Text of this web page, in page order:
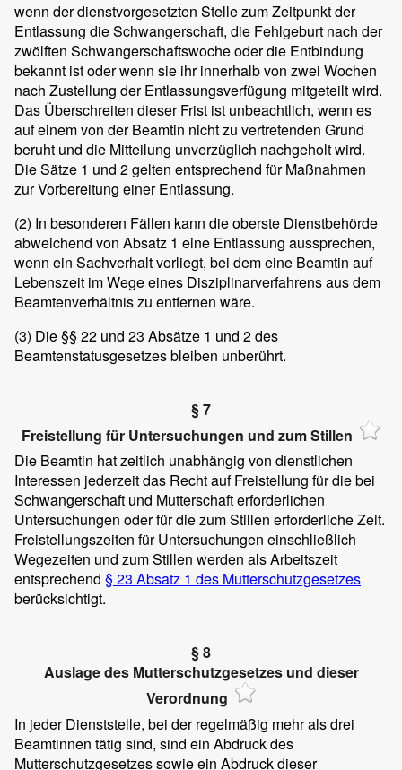
wenn der dienstvorgesetzten Stelle zum Zeitpunkt der
Entlassung die Schwangerschaft, die Fehlgeburt nach der
zwölften Schwangerschaftswoche oder die Entbindung
bekannt ist oder wenn sie ihr innerhalb von zwei Wochen
nach Zustellung der Entlassungsverfügung mitgeteilt wird.
Das Überschreiten dieser Frist ist unbeachtlich, wenn es
auf einem von der Beamtin nicht zu vertretenden Grund
beruht und die Mitteilung unverzüglich nachgeholt wird.
Die Sätze 1 und 2 gelten entsprechend für Maßnahmen
zur Vorbereitung einer Entlassung.
(2) In besonderen Fällen kann die oberste Dienstbehörde
abweichend von Absatz 1 eine Entlassung aussprechen,
wenn ein Sachverhalt vorliegt, bei dem eine Beamtin auf
Lebenszeit im Wege eines Disziplinarverfahrens aus dem
Beamtenverhältnis zu entfernen wäre.
(3) Die §§ 22 und 23 Absätze 1 und 2 des
Beamtenstatusgesetzes bleiben unberührt.
§ 7
Freistellung für Untersuchungen und zum Stillen
Die Beamtin hat zeitlich unabhängig von dienstlichen
Interessen jederzeit das Recht auf Freistellung für die bei
Schwangerschaft und Mutterschaft erforderlichen
Untersuchungen oder für die zum Stillen erforderliche Zeit.
Freistellungszeiten für Untersuchungen einschließlich
Wegezeiten und zum Stillen werden als Arbeitszeit
entsprechend § 23 Absatz 1 des Mutterschutzgesetzes
berücksichtigt.
§ 8
Auslage des Mutterschutzgesetzes und dieser
Verordnung
In jeder Dienststelle, bei der regelmäßig mehr als drei
Beamtinnen tätig sind, sind ein Abdruck des
Mutterschutzgesetzes sowie ein Abdruck dieser